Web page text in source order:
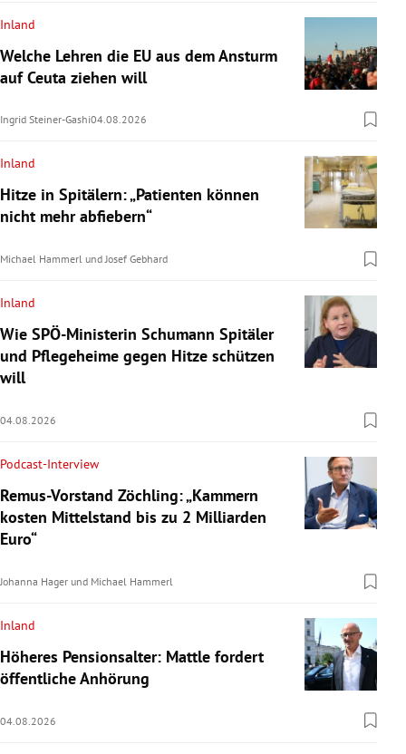
Inland
Welche Lehren die EU aus dem Ansturm
auf Ceuta ziehen will
Ingrid Steiner-Gashi04.08.2026
Inland
Hitze in Spitälern: „Patienten können
nicht mehr abfiebern“
Michael Hammerl undJosef Gebhard
Inland
Wie SPÖ-Ministerin Schumann Spitäler
und Pflegeheime gegen Hitze schützen
will
04.08.2026
Podcast-Interview
Remus-Vorstand Zöchling: „Kammern
kosten Mittelstand bis zu 2 Milliarden
Euro“
Johanna Hager und Michael Hammerl
Inland
Höheres Pensionsalter: Mattle fordert
öffentliche Anhörung
04.08.2026